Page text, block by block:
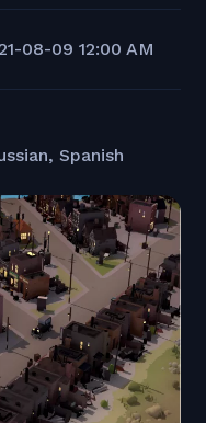
08-09 12:00 AM
Spanish